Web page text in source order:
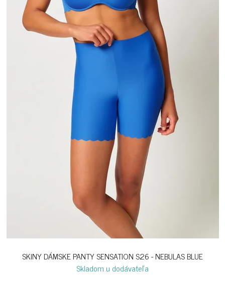
SKINY DÁMSKE PANTY SENSATION S26 - NEBULAS BLUE
Skladom u dodávateľa